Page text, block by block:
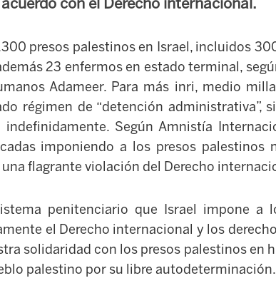
presos palestinos en Israel, incluidos
23 enfermos en estado terminal,
Adameer. Para más inri, medio
régimen de “detención administrativa”,
indefinidamente. Según Amnistía
imponiendo a los presos palestinos
flagrante violación del Derecho
penitenciario que Israel impone a
el Derecho internacional y los
solidaridad con los presos palestinos en
palestino por su libre autodeterminación.